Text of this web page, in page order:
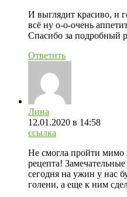
И выглядит красиво, и
всё ну о-о-очень
Спасибо за подробный
Ответить
Лина
12.01.2020 в 14:58
ссылка
Не смогла пройти мимо
рецепта!
сегодня на ужин у нас
голени, а еще к ним